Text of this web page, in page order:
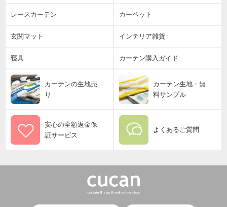
レースカーテン カーペット
玄関マット インテリア雑貨
寝具 カーテン購入ガイド
カーテンの生地売
り
カーテン生地・無
料サンプル
安心の全額返金保
証サービス
よくあるご質問